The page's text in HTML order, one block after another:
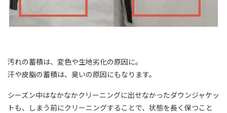
汚れの蓄積は、変色や生地劣化の原因に。
汗や皮脂の蓄積は、臭いの原因にもなります。
シーズン中はなかなかクリーニングに出せなかったダウンジャケッ
トも、しまう前にクリーニングすることで、状態を長く保つこと